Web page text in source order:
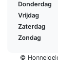
Donderdag
Vrijdag
Zaterdag
Zondag
©